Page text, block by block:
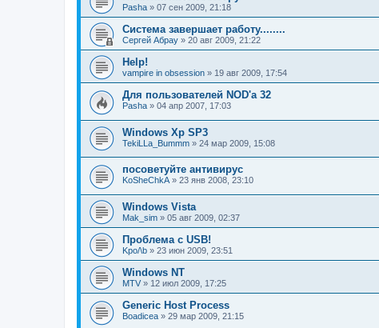
Pasha » 07 сен 2009, 21:18
Система завершает работу........
Сергей Абрау » 20 авг 2009, 21:22
Help!
vampire in obsession » 19 авг 2009, 17:54
Для пользователей NOD'а 32
Pasha » 04 апр 2007, 17:03
Windows Xp SP3
TekiLLa_Bummm » 24 мар 2009, 15:08
посоветуйте антивирус
KoSheChkA » 23 янв 2008, 23:10
Windows Vista
Mak_sim » 05 авг 2009, 02:37
Проблема с USB!
Kpo/\b » 23 июн 2009, 23:51
Windows NT
MTV » 12 июл 2009, 17:25
Generic Host Process
Boadicea » 29 мар 2009, 21:15